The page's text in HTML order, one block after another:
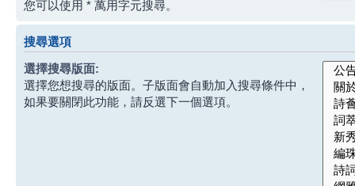
您可以使用 * 萬用字元搜尋。
搜尋選項
選擇搜尋版面:
選擇您想搜尋的版面。子版面會自動加入搜尋條件中，
如果要關閉此功能，請反選下一個選項。